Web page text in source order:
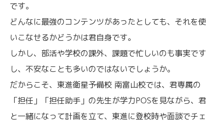
です。
どんなに最強のコンテンツがあったとしても、それを使
いこなせるかどうかは君自身です。
しかし、部活や学校の課外、課題で忙しいのも事実です
し、不安なことも多いのではないでしょうか。
だからこそ、東進衛星予備校 南富山校では、君専属の
「担任」「担任助手」の先生が学力POSを見ながら、君
と一緒になって計画を立て、東進に登校時や面談でチェ